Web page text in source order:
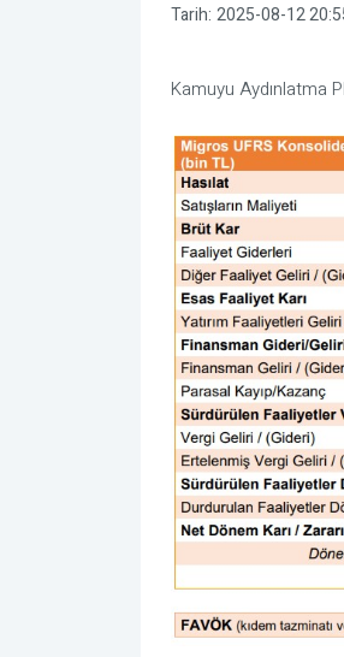
Tarih: 2025-08-12
Kamuyu Aydınlatma